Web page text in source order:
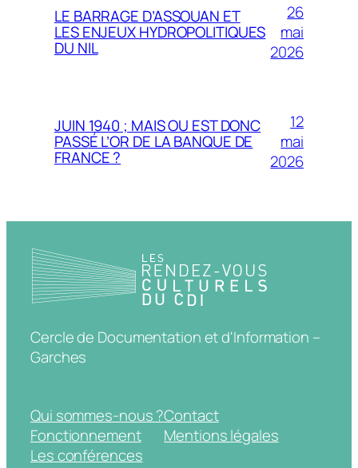
LE BARRAGE D’ASSOUAN ET
LES ENJEUX HYDROPOLITIQUES
DU NIL
26
mai
2026
JUIN 1940 ; MAIS OU EST DONC
PASSÉ L’OR DE LA BANQUE DE
FRANCE ?
12
mai
2026
Cercle de Documentation et d'Information –
Garches
Qui sommes-nous ?
Fonctionnement
Les conférences
Contact
Mentions légales